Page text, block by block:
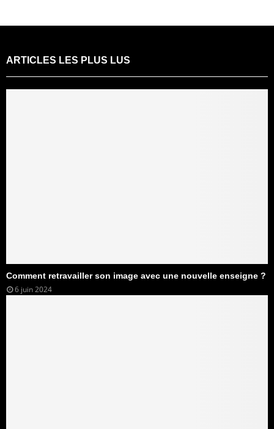
ARTICLES LES PLUS LUS
Comment retravailler son image avec une nouvelle enseigne ?
6 juin 2024